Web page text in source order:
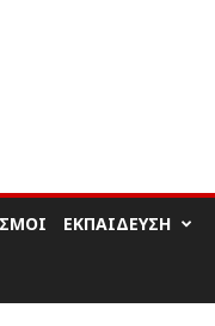
ΕΚΠΑΊΔΕΥΣΗ